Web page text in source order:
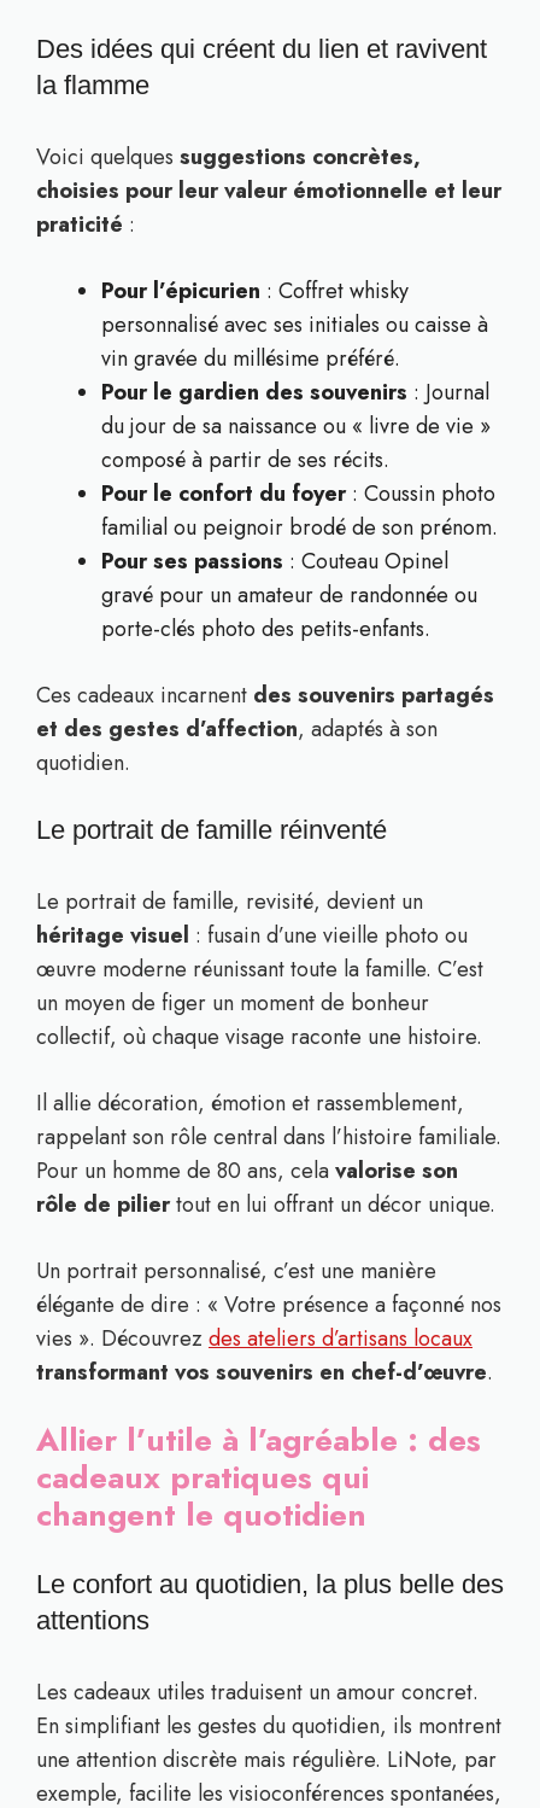
Des idées qui créent du lien et ravivent
la flamme
Voici quelques suggestions concrètes,
choisies pour leur valeur émotionnelle et leur
praticité :
Pour l’épicurien : Coffret whisky
personnalisé avec ses initiales ou caisse à
vin gravée du millésime préféré.
Pour le gardien des souvenirs : Journal
du jour de sa naissance ou « livre de vie »
composé à partir de ses récits.
Pour le confort du foyer: Coussin photo
familial ou peignoir brodé de son prénom.
Pour ses passions : Couteau Opinel
gravé pour un amateur de randonnée ou
porte-clés photo des petits-enfants.
Ces cadeaux incarnent des souvenirs partagés
et des gestes d’affection, adaptés à son
quotidien.
Le portrait de famille réinventé
Le portrait de famille, revisité, devient un
héritage visuel : fusain d’une vieille photo ou
œuvre moderne réunissant toute la famille. C’est
un moyen de figer un moment de bonheur
collectif, où chaque visage raconte une histoire.
Il allie décoration, émotion et rassemblement,
rappelant son rôle central dans l’histoire familiale.
Pour un homme de 80 ans, celavalorise son
rôle de piliertout en lui offrant un décor unique.
Un portrait personnalisé, c’est une manière
élégante de dire : « Votre présence a façonné nos
vies ». Découvrez des ateliers d’artisans locaux
transformant vos souvenirs en chef-d’œuvre.
Allier l’utile à l’agréable : des
cadeaux pratiques qui
changent le quotidien
Le confort au quotidien, la plus belle des
attentions
Les cadeaux utiles traduisent un amour concret.
En simplifiant les gestes du quotidien, ils montrent
une attention discrète mais régulière. LiNote, par
exemple, facilite les visioconférences spontanées,